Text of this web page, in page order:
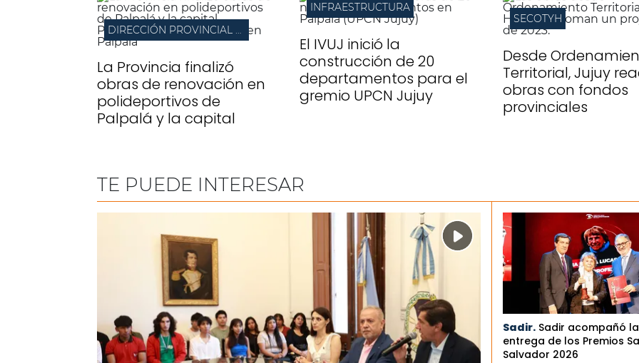
DIRECCIÓN PROVINCIAL DE ARQUITECTURA
La Provincia finalizó
obras de renovación en
polideportivos de
Palpalá y la capital
INFRAESTRUCTURA
El IVUJ inició la
construcción de 20
departamentos para el
gremio UPCN Jujuy
SECOTYH
Desde
Territorial, Jujuy
obras con fondos
provinciales
TE PUEDE INTERESAR
Sadir. Sadir acompañó la
entrega de los Premios
Salvador 2026